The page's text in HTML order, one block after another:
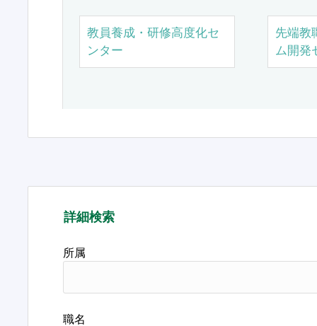
教員養成・研修高度化セ
ンター
先端教
ム開発
詳細検索
所属
職名